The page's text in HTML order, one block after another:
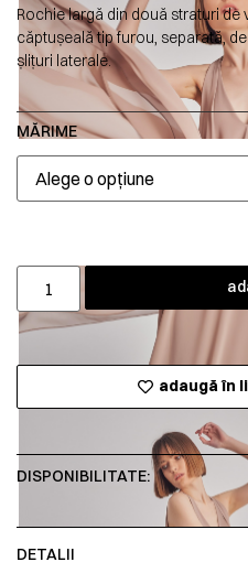
Rochie largă din două straturi de
căptușeală tip furou, separată,
șliţuri laterale.
MĂRIME
adaugă în
DISPONIBILITATE:
DETALII